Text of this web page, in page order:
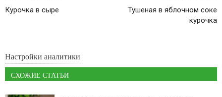
Курочка в сыре
Тушеная в яблочном соке
курочка
Настройки аналитики
СХОЖИЕ СТАТЬИ